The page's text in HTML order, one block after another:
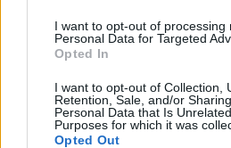
I want to opt-out of processing
Personal Data for Targeted
Opted In
I want to opt-out of Collection,
Retention, Sale, and/or
Personal Data that Is
Purposes for which it was
Opted Out
Káposzta, bogár,
2025. május 29.